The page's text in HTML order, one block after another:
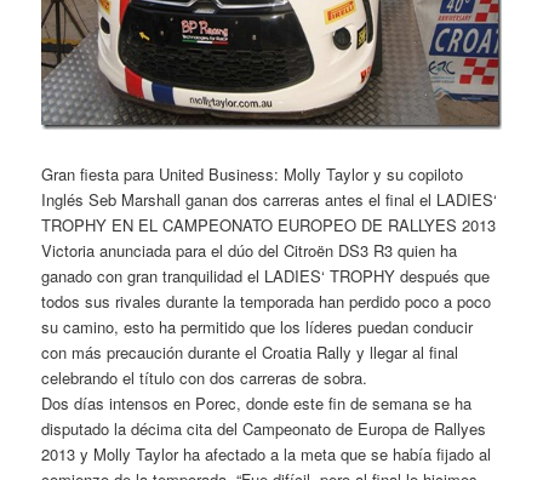
Gran fiesta para United Business: Molly Taylor y su copiloto
Inglés Seb Marshall ganan dos carreras antes el final el LADIES‘
TROPHY EN EL CAMPEONATO EUROPEO DE RALLYES 2013
Victoria anunciada para el dúo del Citroën DS3 R3 quien ha
ganado con gran tranquilidad el LADIES‘ TROPHY después que
todos sus rivales durante la temporada han perdido poco a poco
su camino, esto ha permitido que los líderes puedan conducir
con más precaución durante el Croatia Rally y llegar al final
celebrando el título con dos carreras de sobra.
Dos días intensos en Porec, donde este fin de semana se ha
disputado la décima cita del Campeonato de Europa de Rallyes
2013 y Molly Taylor ha afectado a la meta que se había fijado al